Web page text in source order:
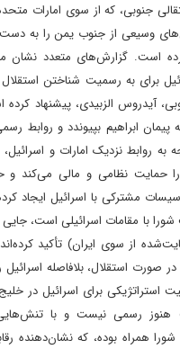
جنوبی، که از سوی امارات
وسیعی از جنوب یمن را به
است. گزارش‌های متعدد نشان
برای به رسمیت شناختن
آیدروس الزبیدی، پیشنهاد
ابراهیم بپیوندد و روابط
به روابط نزدیک امارات و
حمایت نظامی و مالی می‌کند
مشترکی با اسرائیل ایجاد
با مقامات اسرائیلی است،
از سوی ایران) تأکید
صورت استقلال، بلافاصله
استراتژیکی برای اسرائیل در
هنوز رسمی نیست و با
شورا همراه بوده، که نشان‌دهنده